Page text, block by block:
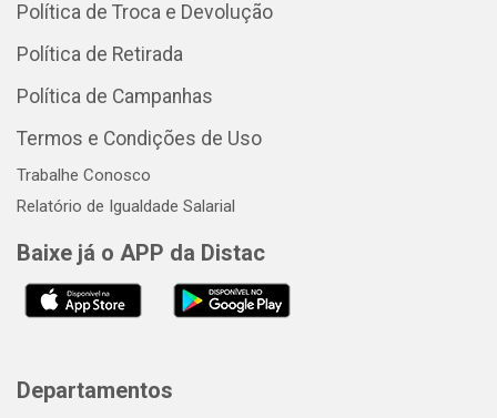
Política de Troca e Devolução
Política de Retirada
Política de Campanhas
Termos e Condições de Uso
Trabalhe Conosco
Relatório de Igualdade Salarial
Baixe já o APP da Distac
Departamentos